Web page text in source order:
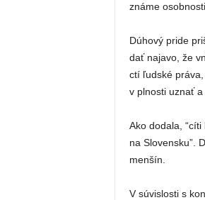
známe
Dúhový pride
dať najavo, že
ctí ľudské
v plnosti uznať a
Ako dodala,
na Slovensku”.
menšín.
V súvislosti s